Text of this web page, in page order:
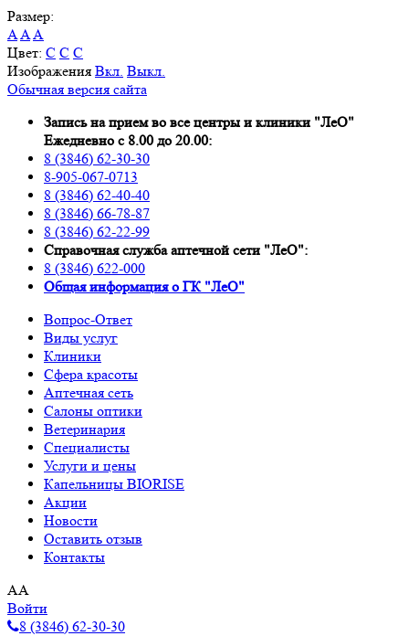
Размер:
AAA
Цвет: C C C
Изображения Вкл. Выкл.
Обычная версия сайта
Запись на прием во все центры и клиники "ЛеО"
Ежедневно с 8.00 до 20.00:
8 (3846) 62-30-30
8-905-067-0713
8 (3846) 62-40-40
8 (3846) 66-78-87
8 (3846) 62-22-99
Справочная служба аптечной сети "ЛеО":
8 (3846) 622-000
Oбщая информация о ГК "ЛеО"
Вопрос-Ответ
Виды услуг
Клиники
Сфера красоты
Аптечная сеть
Салоны оптики
Ветеринария
Специалисты
Услуги и цены
Капельницы BIORISE
Акции
Новости
Оставить отзыв
Контакты
AA
Войти
8 (3846) 62-30-30